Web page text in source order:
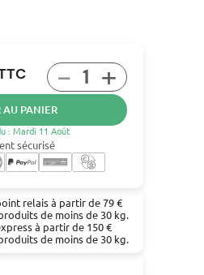
- +
PANIER
: Mardi 11 Août
sécurisé
relais à partir de 79 €
de moins de 30 kg.
à partir de 150 €
de moins de 30 kg.